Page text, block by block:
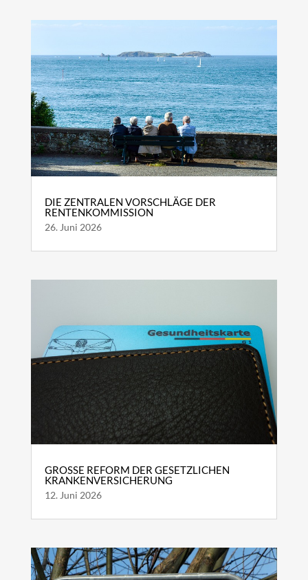
DIE ZENTRALEN VORSCHLÄGE DER
RENTENKOMMISSION
26. Juni 2026
GROSSE REFORM DER GESETZLICHEN K
RANKENVERSICHERUNG
12. Juni 2026